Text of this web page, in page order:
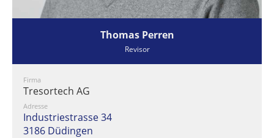
Thomas Perren
Revisor
Firma
Tresortech AG
Adresse
Industriestrasse 34
3186 Düdingen